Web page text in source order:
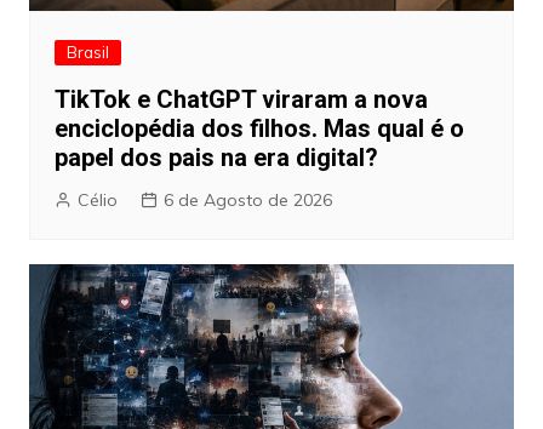
Brasil
TikTok e ChatGPT viraram a nova
enciclopédia dos filhos. Mas qual é o
papel dos pais na era digital?
Célio 6 de Agosto de 2026